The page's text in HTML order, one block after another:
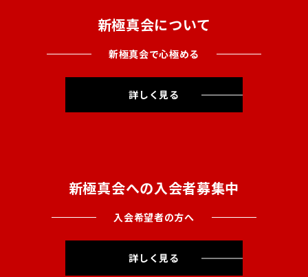
新極真会について
新極真会で心極める
詳しく見る
新極真会への入会者募集中
入会希望者の方へ
詳しく見る